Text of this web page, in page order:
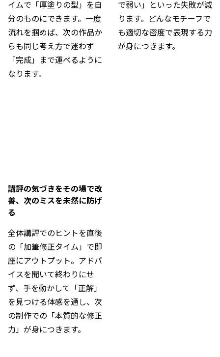
イムで「厚塗りの型」を自
分のものにできます。一度
流れを掴めば、次の作品か
らも同じ考え方で迷わず
「完成」まで運べるように
なります。
で弱い」といった失敗が減
ります。どんなモチーフで
も適切な密度で表現する力
が身につきます。
講評の気づきをその場で改
善、次のミスを未然に防げ
る
全体講評でのヒントを直後
の「加筆修正タイム」で即
座にアウトプット。アドバ
イスを聞いて終わりにせ
ず、手を動かして「正解」
を見つける体感を通し、次
の制作での「本質的な修正
力」が身につきます。